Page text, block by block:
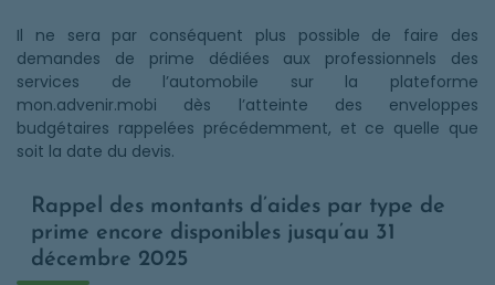
Il ne sera par conséquent plus possible de faire des
demandes de prime dédiées aux professionnels des
services de l’automobile sur la plateforme
mon.advenir.mobi dès l’atteinte des enveloppes
budgétaires rappelées précédemment, et ce quelle que
soit la date du devis.
Rappel des montants d’aides par type de
prime encore disponibles jusqu’au 31
décembre 2025